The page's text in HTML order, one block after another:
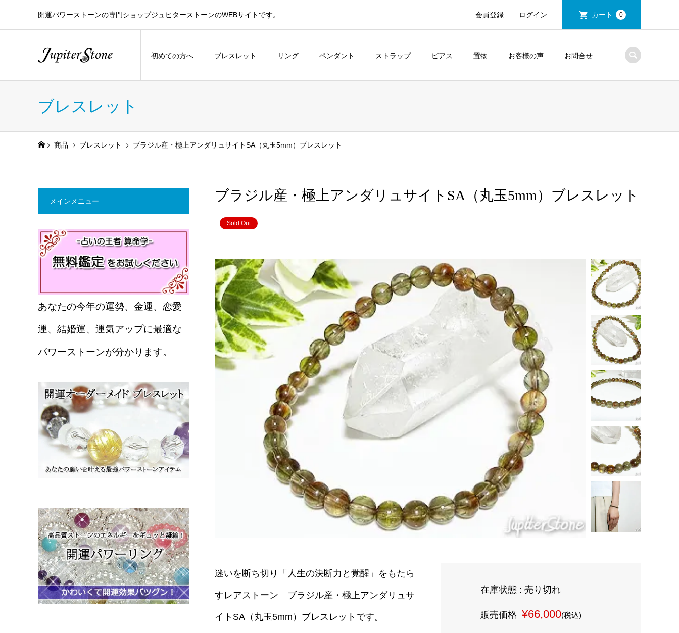
開運パワーストーンの専門ショップジュピターストーンのWEBサイトです。 会員登録 ログイン カート 0
初めての方へ ブレスレット リング ペンダント ストラップ ピアス 置物 お客様の声 お問合せ
ブレスレット
商品 ブレスレット ブラジル産・極上アンダリュサイトSA（丸玉5mm）ブレスレット
ブラジル産・極上アンダリュサイトSA（丸玉5mm）ブレスレット
Sold Out
迷いを断ち切り「人生の決断力と覚醒」をもたら
すレアストーン ブラジル産・極上アンダリュサ
イトSA（丸玉5mm）ブレスレットです。
在庫状態 : 売り切れ
販売価格¥66,000(税込)
メインメニュー
あなたの今年の運勢、金運、恋愛
運、結婚運、運気アップに最適な
パワーストーンが分かります。